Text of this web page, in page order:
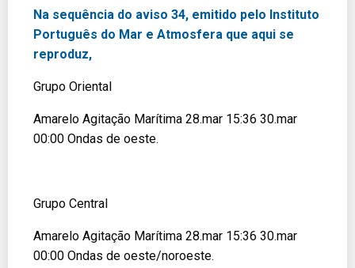
Na sequência do aviso 34, emitido pelo Instituto
Português do Mar e Atmosfera que aqui se
reproduz,
Grupo Oriental
Amarelo Agitação Marítima 28.mar 15:36 30.mar
00:00 Ondas de oeste.
Grupo Central
Amarelo Agitação Marítima 28.mar 15:36 30.mar
00:00 Ondas de oeste/noroeste.